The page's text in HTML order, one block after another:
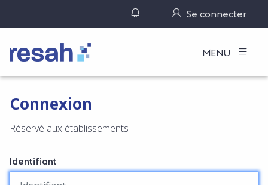
Gérer ses notifications
Se connecter
Logo Resah MENU
Connexion
Réservé aux établissements
Identifiant